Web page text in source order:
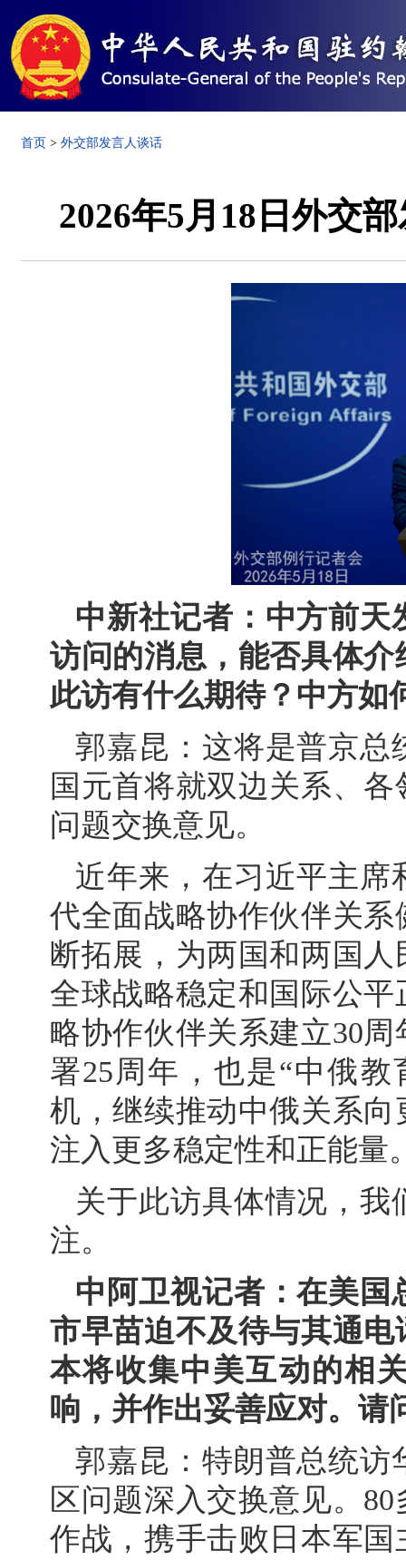
首页 > 外交部发言人谈话
2026年5月18日外交
中新社记者：中方前
访问的消息，能否具体
此访有什么期待？中方如
郭嘉昆：这将是普京总
国元首将就双边关系、
问题交换意见。
近年来，在习近平主席
代全面战略协作伙伴关
断拓展，为两国和两国
全球战略稳定和国际公
略协作伙伴关系建立30
署25周年，也是“中俄
机，继续推动中俄关系
注入更多稳定性和正能量
关于此访具体情况，
注。
中阿卫视记者：在美
市早苗迫不及待与其通
本将收集中美互动的相
响，并作出妥善应对。请
郭嘉昆：特朗普总统访
区问题深入交换意见。
作战，携手击败日本军